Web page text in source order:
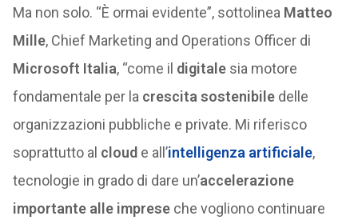
Ma non solo. “È ormai evidente”, sottolinea Matteo
Mille, Chief Marketing and Operations Officer di
Microsoft Italia, “come il digitalesia motore
fondamentale per la crescita sostenibiledelle
organizzazioni pubbliche e private. Mi riferisco
soprattutto al cloud e all’intelligenza artificiale,
tecnologie in grado di dare un’accelerazione
importante alle impreseche vogliono continuare